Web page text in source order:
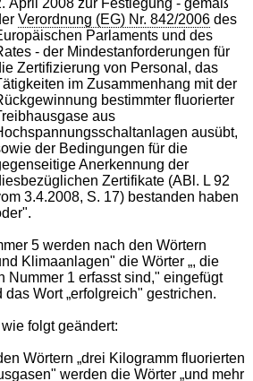
Verordnung (EG) Nr. 842/2006 des
Parlaments und des
- der Mindestanforderungen für
Zertifizierung von Personal, das
im Zusammenhang mit der
bestimmter fluorierter
aus
ausübt,
der Bedingungen für die
Anerkennung der
Zertifikate (ABl. L 92
3.4.2008, S. 17) bestanden haben
5 werden nach den Wörtern
Klimaanlagen" die Wörter „, die
Nummer 1 erfasst sind," eingefügt
das Wort „erfolgreich" gestrichen.
folgt geändert:
Wörtern „drei Kilogramm fluorierten
werden die Wörter „und mehr